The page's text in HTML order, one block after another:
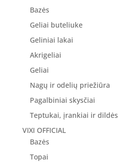
Bazės
Geliai buteliuke
Geliniai lakai
Akrigeliai
Geliai
Nagų ir odelių priežiūra
Pagalbiniai skysčiai
Teptukai, įrankiai ir dildės
VIXI OFFICIAL
Bazės
Topai